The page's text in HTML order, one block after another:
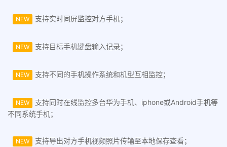
NEW 支持实时同屏监控对方手机；
NEW 支持目标手机键盘输入记录；
NEW 支持不同的手机操作系统和机型互相监控；
NEW
支持同时在线监控多台华为手机、iphone或Android手机等
不同系统手机；
NEW 支持导出对方手机视频照片传输至本地保存查看；